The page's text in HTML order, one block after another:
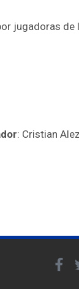
jugadoras de
: Cristian